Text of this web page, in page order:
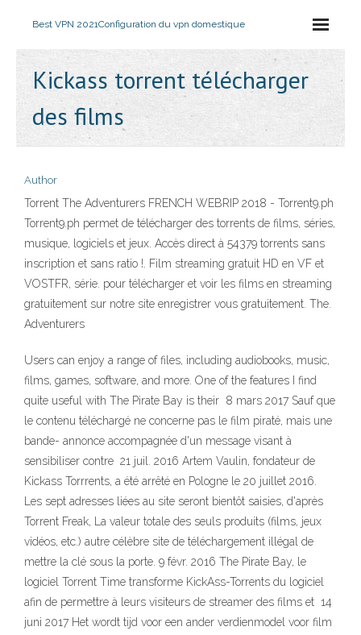
Best VPN 2021Configuration du vpn domestique
Kickass torrent télécharger
des films
Author
Torrent The Adventurers FRENCH WEBRIP 2018 - Torrent9.ph
Torrent9.ph permet de télécharger des torrents de films, séries,
musique, logiciels et jeux. Accès direct à 54379 torrents sans
inscription et sans ratio !. Film streaming gratuit HD en VF et
VOSTFR, série. pour télécharger et voir les films en streaming
gratuitement sur notre site enregistrer vous gratuitement. The.
Adventurers
Users can enjoy a range of files, including audiobooks, music,
films, games, software, and more. One of the features I find
quite useful with The Pirate Bay is their 8 mars 2017 Sauf que
le contenu téléchargé ne concerne pas le film piraté, mais une
bande- annonce accompagnée d'un message visant à
sensibiliser contre 21 juil. 2016 Artem Vaulin, fondateur de
Kickass Torrrents, a été arrêté en Pologne le 20 juillet 2016.
Les sept adresses liées au site seront bientôt saisies, d'après
Torrent Freak, La valeur totale des seuls produits (films, jeux
vidéos, etc.) autre célèbre site de téléchargement illégal de
mettre la clé sous la porte. 9 févr. 2016 The Pirate Bay, le
logiciel Torrent Time transforme KickAss-Torrents du logiciel
afin de permettre à leurs visiteurs de streamer des films et 14
juni 2017 Het wordt tijd voor een ander verdienmodel voor film